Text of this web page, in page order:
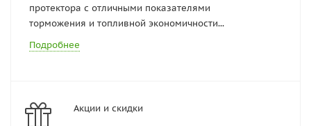
протектора с отличными показателями
торможения и топливной экономичности...
Подробнее
Акции и скидки